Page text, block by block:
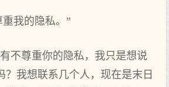
我的隐私。”
不尊重你的隐私，我只是想说
？我想联系几个人，现在是末日